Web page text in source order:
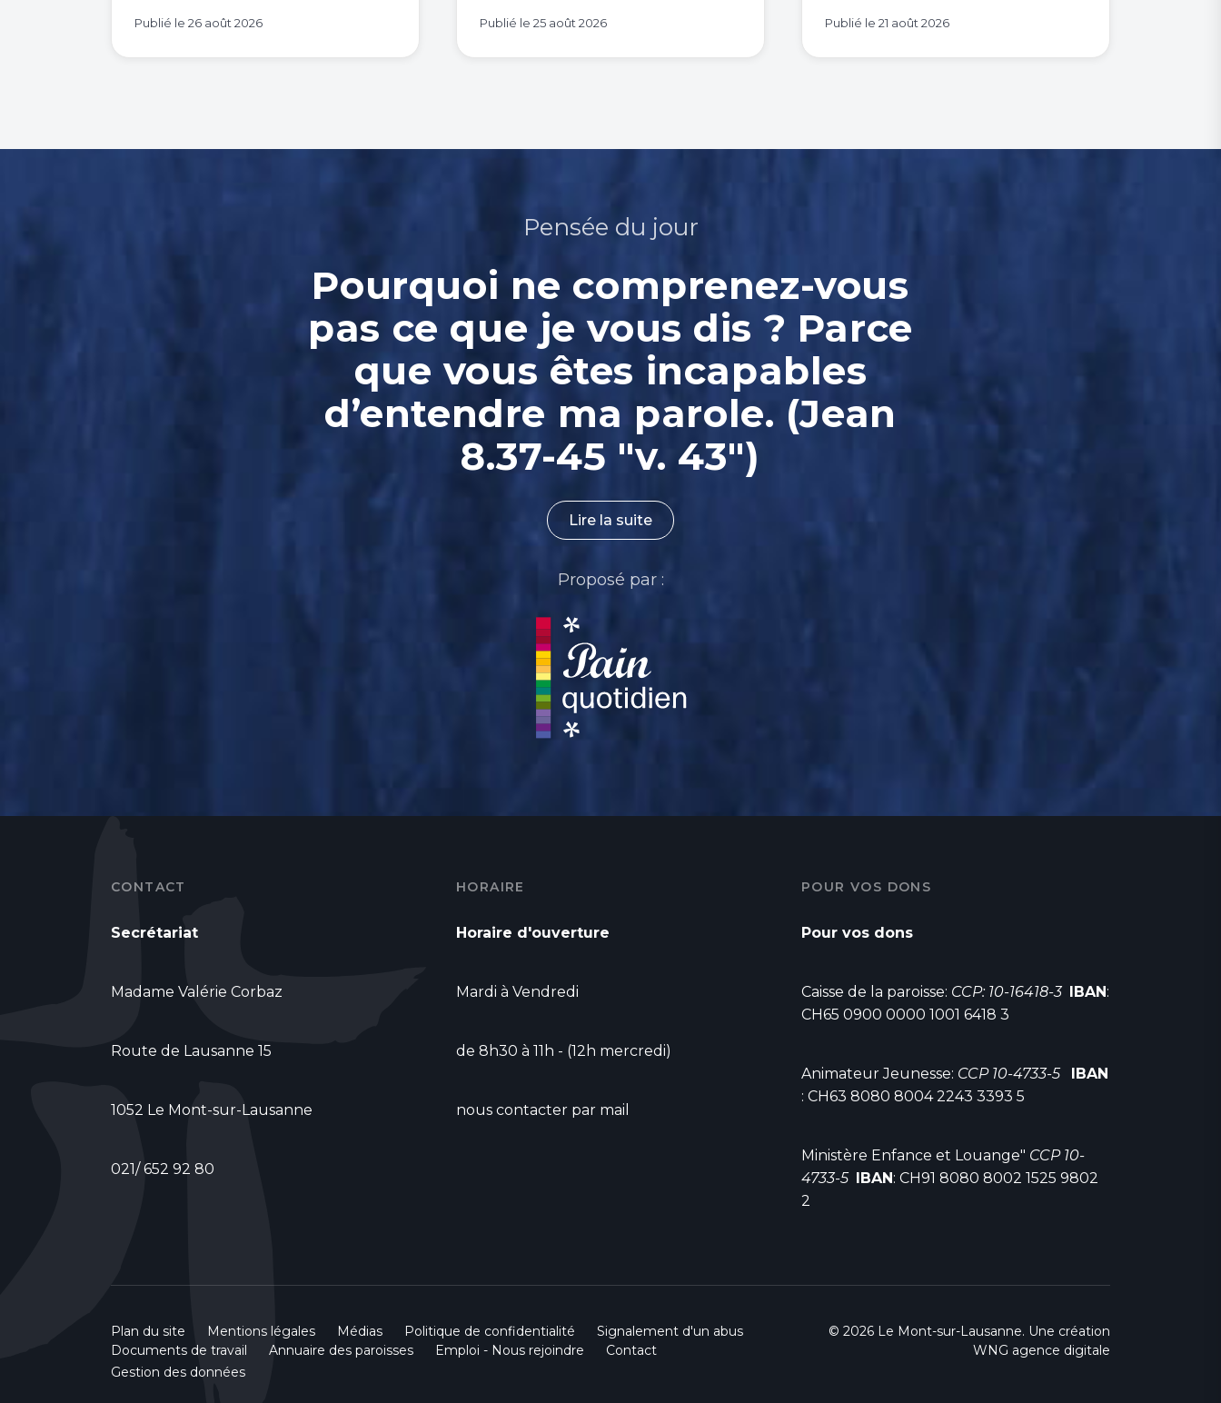
Publié le 26 août 2026 Publié le 25 août 2026 Publié le 21 août 2026
Pensée du jour
Pourquoi ne comprenez-vous
pas ce que je vous dis ? Parce
que vous êtes incapables
d’entendre ma parole. (Jean
8.37-45 "v. 43")
Lire la suite
Proposé par :
CONTACT
Secrétariat
Madame Valérie Corbaz
Route de Lausanne 15
1052 Le Mont-sur-Lausanne
021/ 652 92 80
HORAIRE
Horaire d'ouverture
Mardi à Vendredi
de 8h30 à 11h - (12h mercredi)
nous contacter par mail
POUR VOS DONS
Pour vos dons
Caisse de la paroisse: CCP: 10-16418-3 IBAN :
CH65 0900 0000 1001 6418 3
Animateur Jeunesse: CCP 10-4733-5
IBAN
: CH63 8080 8004 2243 3393 5
Ministère Enfance et Louange" CCP 10-
4733-5
IBAN : CH91 8080 8002 1525 9802
2
Plan du site Mentions légales Médias Politique de confidentialité
Signalement d'un abus
Documents de travail
Annuaire des paroisses Emploi - Nous rejoindre
Contact
Gestion des données
© 2026 Le Mont-sur-Lausanne. Une création
WNG agence digitale